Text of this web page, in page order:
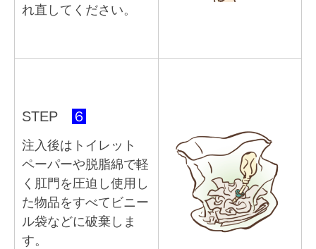
れ直してください。
STEP ６
注入後はトイレット
ペーパーや脱脂綿で軽
く肛門を圧迫し使用し
た物品をすべてビニー
ル袋などに破棄しま
す。